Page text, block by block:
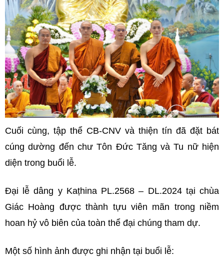
Cuối cùng, tập thể CB-CNV và thiện tín đã đặt bát
cúng dường đến chư Tôn Đức Tăng và Tu nữ hiện
diện trong buổi lễ.
Đại lễ dâng y Kaṭhina PL.2568 – DL.2024 tại chùa
Giác Hoàng được thành tựu viên mãn trong niềm
hoan hỷ vô biên của toàn thể đại chúng tham dự.
Một số hình ảnh được ghi nhận tại buổi lễ: